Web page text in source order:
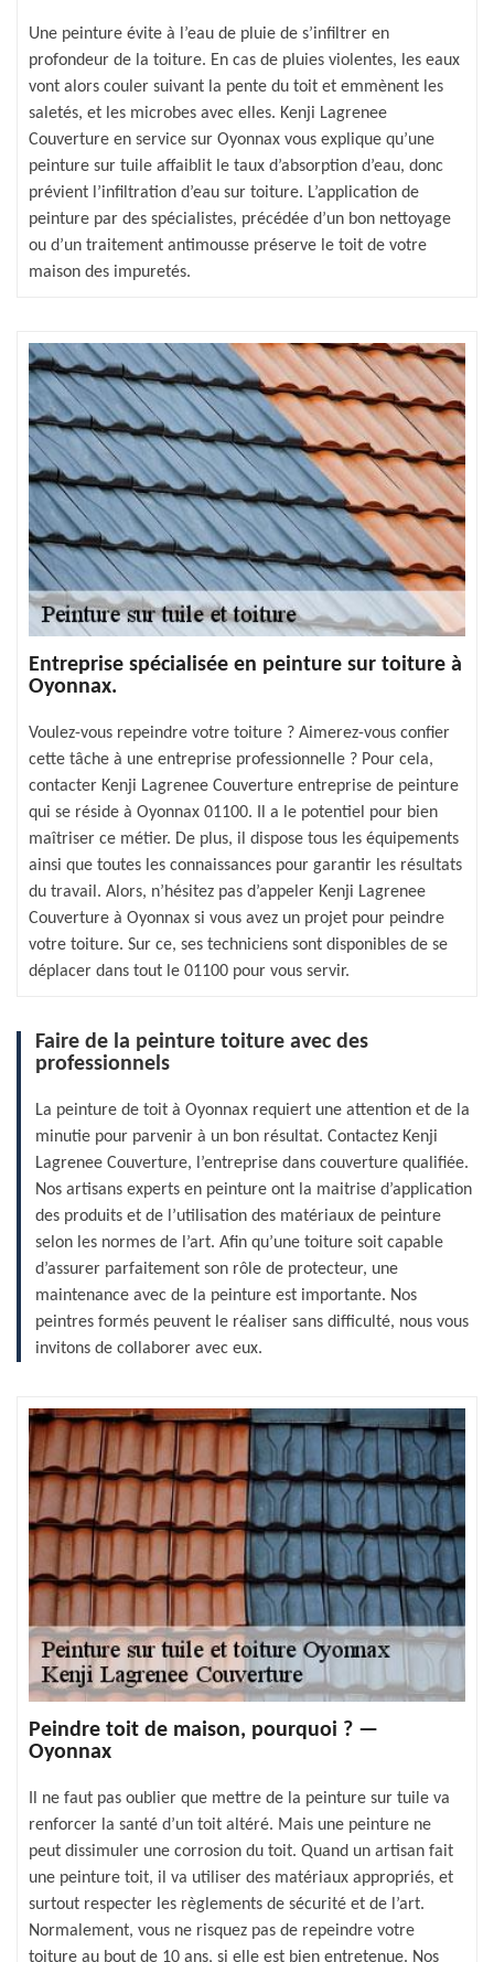
Une peinture évite à l’eau de pluie de s’infiltrer en
profondeur de la toiture. En cas de pluies violentes, les eaux
vont alors couler suivant la pente du toit et emmènent les
saletés, et les microbes avec elles. Kenji Lagrenee
Couverture en service sur Oyonnax vous explique qu’une
peinture sur tuile affaiblit le taux d’absorption d’eau, donc
prévient l’infiltration d’eau sur toiture. L’application de
peinture par des spécialistes, précédée d’un bon nettoyage
ou d’un traitement antimousse préserve le toit de votre
maison des impuretés.
Entreprise spécialisée en peinture sur toiture à
Oyonnax.
Voulez-vous repeindre votre toiture ? Aimerez-vous confier
cette tâche à une entreprise professionnelle ? Pour cela,
contacter Kenji Lagrenee Couverture entreprise de peinture
qui se réside à Oyonnax 01100. Il a le potentiel pour bien
maîtriser ce métier. De plus, il dispose tous les équipements
ainsi que toutes les connaissances pour garantir les résultats
du travail. Alors, n’hésitez pas d’appeler Kenji Lagrenee
Couverture à Oyonnax si vous avez un projet pour peindre
votre toiture. Sur ce, ses techniciens sont disponibles de se
déplacer dans tout le 01100 pour vous servir.
Faire de la peinture toiture avec des
professionnels
La peinture de toit à Oyonnax requiert une attention et de la
minutie pour parvenir à un bon résultat. Contactez Kenji
Lagrenee Couverture, l’entreprise dans couverture qualifiée.
Nos artisans experts en peinture ont la maitrise d’application
des produits et de l’utilisation des matériaux de peinture
selon les normes de l’art. Afin qu’une toiture soit capable
d’assurer parfaitement son rôle de protecteur, une
maintenance avec de la peinture est importante. Nos
peintres formés peuvent le réaliser sans difficulté, nous vous
invitons de collaborer avec eux.
Peindre toit de maison, pourquoi ? —
Oyonnax
Il ne faut pas oublier que mettre de la peinture sur tuile va
renforcer la santé d’un toit altéré. Mais une peinture ne
peut dissimuler une corrosion du toit. Quand un artisan fait
une peinture toit, il va utiliser des matériaux appropriés, et
surtout respecter les règlements de sécurité et de l’art.
Normalement, vous ne risquez pas de repeindre votre
toiture au bout de 10 ans, si elle est bien entretenue. Nos